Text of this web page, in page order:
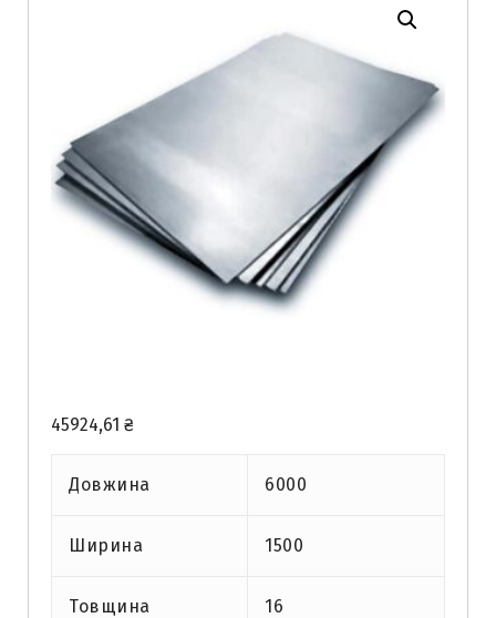
45924,61 ₴
Довжина 6000
Ширина 1500
Товщина 16